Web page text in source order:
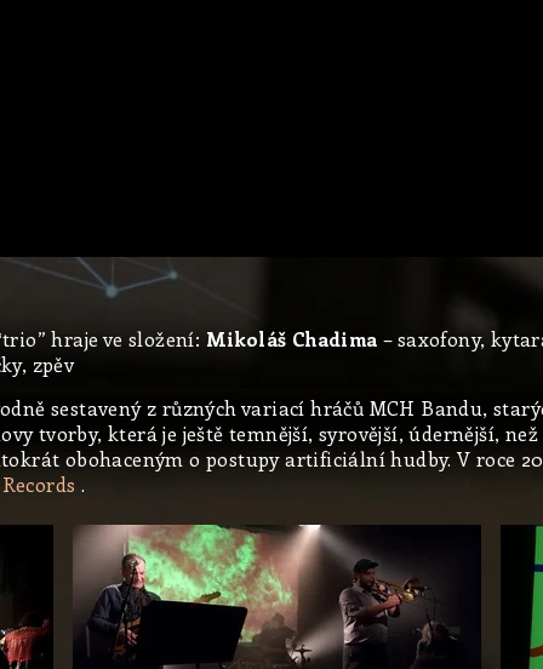
hraje ve složení: Mikoláš Chadima – saxofony,
zpěv
sestavený z různých variací hráčů MCH Bandu,
tvorby, která je ještě temnější, syrovější, údernější,
obohaceným o postupy artificiální hudby. V roce
.